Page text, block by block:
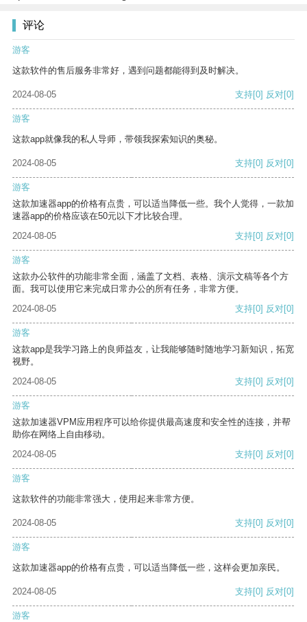
评论
游客
这款软件的售后服务非常好，遇到问题都能得到及时解决。
2024-08-05 支持[0] 反对[0]
游客
这款app就像我的私人导师，带领我探索知识的奥秘。
2024-08-05 支持[0] 反对[0]
游客
这款加速器app的价格有点贵，可以适当降低一些。我个人觉得，一款加
速器app的价格应该在50元以下才比较合理。
2024-08-05
支持[0] 反对[0]
游客
这款办公软件的功能非常全面，涵盖了文档、表格、演示文稿等各个方
面。我可以使用它来完成日常办公的所有任务，非常方便。
2024-08-05
支持[0] 反对[0]
游客
这款app是我学习路上的良师益友，让我能够随时随地学习新知识，拓宽
视野。
2024-08-05
支持[0] 反对[0]
游客
这款加速器VPM应用程序可以给你提供最高速度和安全性的连接，并帮
助你在网络上自由移动。
2024-08-05
支持[0] 反对[0]
游客
这款软件的功能非常强大，使用起来非常方便。
2024-08-05 支持[0] 反对[0]
游客
这款加速器app的价格有点贵，可以适当降低一些，这样会更加亲民。
2024-08-05 支持[0] 反对[0]
游客